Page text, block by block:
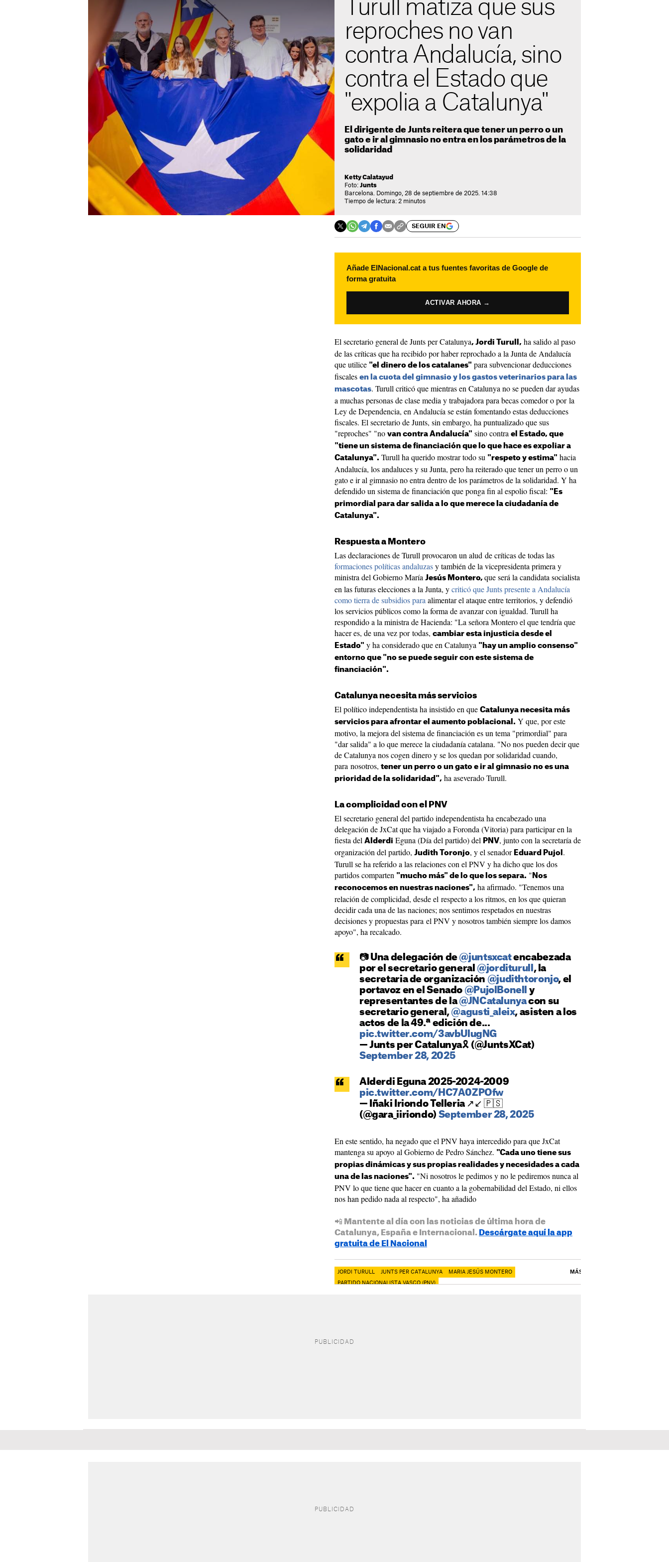
Turull matiza que sus
reproches no van
contra Andalucía, sino
contra el Estado que
"expolia a Catalunya"
El dirigente de Junts reitera que tener un perro o un
gato e ir al gimnasio no entra en los parámetros de la
solidaridad
Ketty Calatayud
Foto: Junts
Barcelona. Domingo, 28 de septiembre de 2025. 14:38
Tiempo de lectura: 2 minutos
SEGUIR EN
Añade ElNacional.cat a tus fuentes favoritas de Google de
forma gratuita
ACTIVAR AHORA →
El secretario general de Junts per Catalunya, Jordi Turull, ha salido al paso
de las críticas que ha recibido por haber reprochado a la Junta de Andalucía
que utilice "el dinero de los catalanes" para subvencionar deducciones
fiscales en la cuota del gimnasio y los gastos veterinarios para las
mascotas. Turull criticó que mientras en Catalunya no se pueden dar ayudas
a muchas personas de clase media y trabajadora para becas comedor o por la
Ley de Dependencia, en Andalucía se están fomentando estas deducciones
fiscales. El secretario de Junts, sin embargo, ha puntualizado que sus
"reproches" "no van contra Andalucía" sino contra el Estado, que
"tiene un sistema de financiación que lo que hace es expoliar a
Catalunya". Turull ha querido mostrar todo su "respeto y estima" hacia
Andalucía, los andaluces y su Junta, pero ha reiterado que tener un perro o un
gato e ir al gimnasio no entra dentro de los parámetros de la solidaridad. Y ha
defendido un sistema de financiación que ponga fin al espolio fiscal: "Es
primordial para dar salida a lo que merece la ciudadanía de
Catalunya".
Respuesta a Montero
Las declaraciones de Turull provocaron un alud de críticas de todas las
formaciones políticas andaluzasy también de la vicepresidenta primera y
ministra del Gobierno María Jesús Montero, que será la candidata socialista
en las futuras elecciones a la Junta, ycriticó que Junts presente a Andalucía
como tierra de subsidios para alimentar el ataque entre territorios, y defendió
los servicios públicos como la forma de avanzar con igualdad. Turull ha
respondido a la ministra de Hacienda: "La señora Montero el que tendría que
hacer es, de una vez por todas, cambiar esta injusticia desde el
Estado" y ha considerado que en Catalunya "hay un amplio consenso"
entorno que "no se puede seguir con este sistema de
financiación".
Catalunya necesita más servicios
El político independentista ha insistido en que Catalunya necesita más
servicios para afrontar el aumento poblacional. Y que, por este
motivo, la mejora del sistema de financiación es un tema "primordial" para
"dar salida" a lo que merece la ciudadanía catalana. "No nos pueden decir que
de Catalunya nos cogen dinero y se los quedan por solidaridad cuando,
para nosotros, tener un perro o un gato e ir al gimnasio no es una
prioridad de la solidaridad", ha aseverado Turull.
La complicidad con el PNV
El secretario general del partido independentista ha encabezado una
delegación de JxCat que ha viajado a Foronda (Vitoria) para participar en la
fiesta del Alderdi Eguna (Día del partido) del PNV, junto con la secretaría de
organización del partido, Judith Toronjo, y el senador Eduard Pujol .
Turull se ha referido a las relaciones con el PNV y ha dicho que los dos
partidos comparten "mucho más" de lo que los separa. " Nos
reconocemos en nuestras naciones", ha afirmado. "Tenemos una
relación de complicidad, desde el respecto a los ritmos, en los que quieran
decidir cada una de las naciones; nos sentimos respetados en nuestras
decisiones y propuestas para el PNV y nosotros también siempre los damos
apoyo", ha recalcado.
📷 Una delegación de @juntsxcatencabezada
por el secretario general @jorditurull , la
secretaria de organización @judithtoronjo, el
portavoz en el Senado @PujolBonell
y
representantes de la @JNCatalunyacon su
secretario general, @agusti_aleix, asisten a los
actos de la 49.ª edición de...
pic.twitter.com/3avbUlugNG
— Junts per Catalunya🎗 (@JuntsXCat)
September 28, 2025
Alderdi Eguna 2025-2024-2009
pic.twitter.com/HC7A0ZPOfw
— Iñaki Iriondo Telleria ↗️↙️ 🇵🇸
(@gara_iiriondo) September 28, 2025
En este sentido, ha negado que el PNV haya intercedido para que JxCat
mantenga su apoyo al Gobierno de Pedro Sánchez. "Cada uno tiene sus
propias dinámicas y sus propias realidades y necesidades a cada
una de las naciones". "Ni nosotros le pedimos y no le pediremos nunca al
PNV lo que tiene que hacer en cuanto a la gobernabilidad del Estado, ni ellos
nos han pedido nada al respecto", ha añadido
📲 Mantente al día con las noticias de última hora de
Catalunya, España e Internacional. Descárgate aquí la app
gratuita de El Nacional
JORDI TURULL JUNTS PER CATALUNYA MARIA JESÚS MONTERO
PARTIDO NACIONALISTA VASCO (PNV)
MÁS